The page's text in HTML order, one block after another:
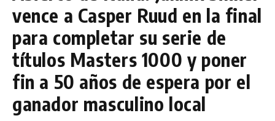
vence a Casper Ruud en la final
para completar su serie de
títulos Masters 1000 y poner
fin a 50 años de espera por el
ganador masculino local